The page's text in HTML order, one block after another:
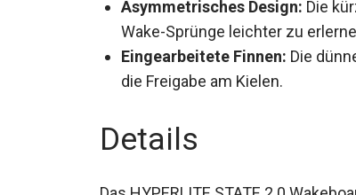
Wake-Sprünge leichter zu
Eingearbeitete Finnen:
Die
die Freigabe am Kielen.
Details
Das HYPERLITE STATE 2.0